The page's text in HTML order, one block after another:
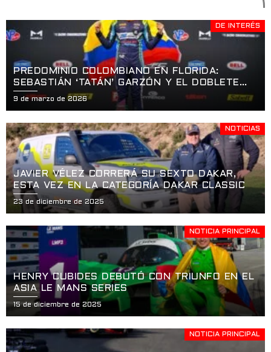
DE INTERÉS
PREDOMINIO COLOMBIANO EN FLORIDA:
SEBASTIÁN ‘TATÁN’ GARZÓN Y EL DOBLETE
HISTÓRICO EN LA APERTURA DE LA USF2000
EN ST. PETERSBURG
9 de marzo de 2026
NOTICIAS
JAVIER VÉLEZ CORRERÁ SU SEXTO DAKAR,
ESTA VEZ EN LA CATEGORÍA DAKAR CLASSIC
23 de diciembre de 2025
NOTICIA PRINCIPAL
HENRY CUBIDES DEBUTÓ CON TRIUNFO EN EL
ASIA LE MANS SERIES
15 de diciembre de 2025
NOTICIA PRINCIPAL